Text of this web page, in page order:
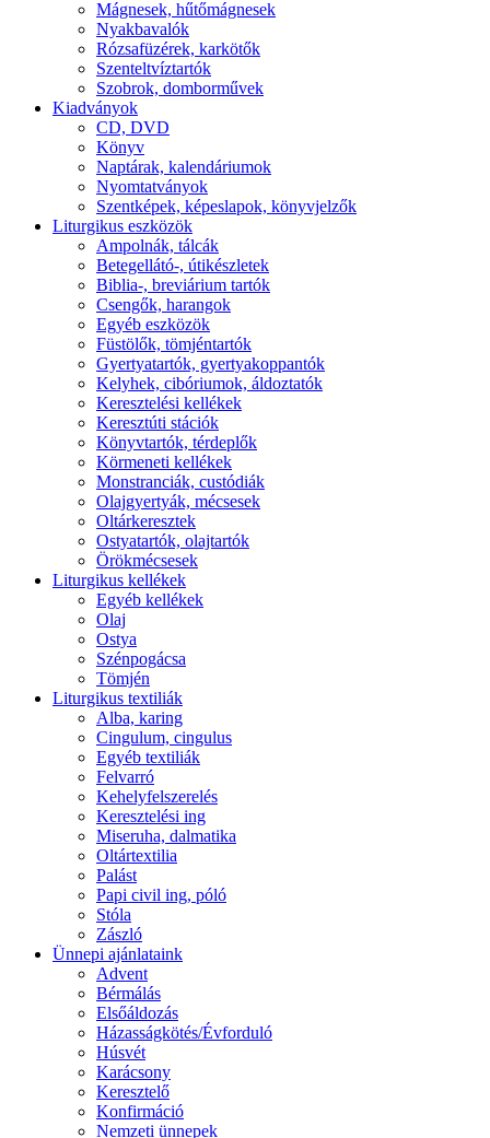
Mágnesek, hűtőmágnesek
Nyakbavalók
Rózsafüzérek, karkötők
Szenteltvíztartók
Szobrok, domborművek
Kiadványok
CD, DVD
Könyv
Naptárak, kalendáriumok
Nyomtatványok
Szentképek, képeslapok, könyvjelzők
Liturgikus eszközök
Ampolnák, tálcák
Betegellátó-, útikészletek
Biblia-, breviárium tartók
Csengők, harangok
Egyéb eszközök
Füstölők, tömjéntartók
Gyertyatartók, gyertyakoppantók
Kelyhek, cibóriumok, áldoztatók
Keresztelési kellékek
Keresztúti stációk
Könyvtartók, térdeplők
Körmeneti kellékek
Monstranciák, custódiák
Olajgyertyák, mécsesek
Oltárkeresztek
Ostyatartók, olajtartók
Örökmécsesek
Liturgikus kellékek
Egyéb kellékek
Olaj
Ostya
Szénpogácsa
Tömjén
Liturgikus textiliák
Alba, karing
Cingulum, cingulus
Egyéb textiliák
Felvarró
Kehelyfelszerelés
Keresztelési ing
Miseruha, dalmatika
Oltártextilia
Palást
Papi civil ing, póló
Stóla
Zászló
Ünnepi ajánlataink
Advent
Bérmálás
Elsőáldozás
Házasságkötés/Évforduló
Húsvét
Karácsony
Keresztelő
Konfirmáció
Nemzeti ünnepek